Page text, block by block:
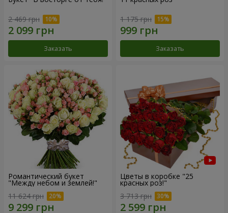
2 469 грн
Заказать
1 175 грн
Заказать
Романтический букет
"Между небом и землей!"
11 624 грн
Цветы в коробке "25
красных роз!"
3 713 грн